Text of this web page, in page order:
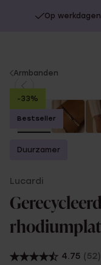
Op
You
are
here:
Armbanden
-33%
Bestseller
Duurzamer
Lucardi
4.75 (52)